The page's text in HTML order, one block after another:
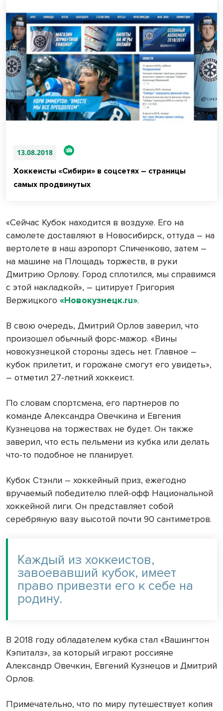
13.08.2018
Хоккеисты «Сибири» в соцсетях – страницы
самых продвинутых
«Сейчас Кубок находится в воздухе. Его на
самолете доставляют в Новосибирск, оттуда – на
вертолете в наш аэропорт Спиченково, затем –
на машине на Площадь торжеств, в руки
Дмитрию Орлову. Город сплотился, мы справимся
с этой накладкой», – цитирует Григория
Вержицкого «Новокузнецк.ru».
В свою очередь, Дмитрий Орлов заверил, что
произошел обычный форс-мажор. «Вины
новокузнецкой стороны здесь нет. Главное –
кубок прилетит, и горожане смогут его увидеть»,
– отметил 27-летний хоккеист.
По словам спортсмена, его партнеров по
команде Александра Овечкина и Евгения
Кузнецова на торжествах не будет. Он также
заверил, что есть пельмени из кубка или делать
что-то подобное не планирует.
Кубок Стэнли – хоккейный приз, ежегодно
вручаемый победителю плей-офф Национальной
хоккейной лиги. Он представляет собой
серебряную вазу высотой почти 90 сантиметров.
Каждый из хоккеистов,
завоевавший кубок, имеет
право привезти его к себе на
родину.
В 2018 году обладателем кубка стал «Вашингтон
Кэпиталз», за который играют россияне
Александр Овечкин, Евгений Кузнецов и Дмитрий
Орлов.
Примечательно, что по миру путешествует копия